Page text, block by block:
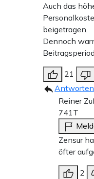
Auch das
beigetragen.
Dennoch
21
Antworten
Reiner
741T
Zensur
öfter
2